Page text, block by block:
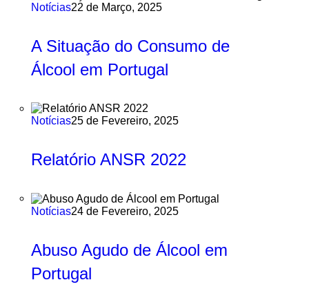
Notícias22 de Março, 2025
A Situação do Consumo de
Álcool em Portugal
Notícias25 de Fevereiro, 2025
Relatório ANSR 2022
Notícias24 de Fevereiro, 2025
Abuso Agudo de Álcool em
Portugal